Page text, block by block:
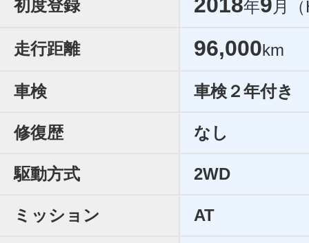
初度登録 年 月
走行距離 96,000km
車検 車検２年付き
修復歴 なし
駆動方式 2WD
ミッション AT